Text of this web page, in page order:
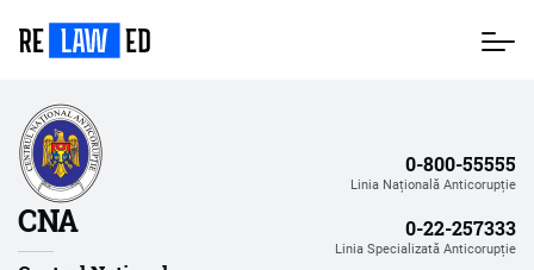
CNA
0-800-55555
Linia Națională Anticorupție
0-22-257333
Linia Specializată Anticorupție